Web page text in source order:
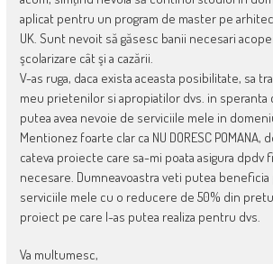
aplicat pentru un program de master pe
UK. Sunt nevoit să găsesc banii necesari
şcolarizare cât şi a cazării.
V-as ruga, daca exista aceasta posibilitate, sa
meu prietenilor si apropiatilor dvs. in speranta
putea avea nevoie de serviciile mele in
Mentionez foarte clar ca NU DORESC
cateva proiecte care sa-mi poata asigura dpdv
necesare. Dumneavoastra veti putea
serviciile mele cu o reducere de 50% din
proiect pe care l-as putea realiza pentru dvs.
Va multumesc,